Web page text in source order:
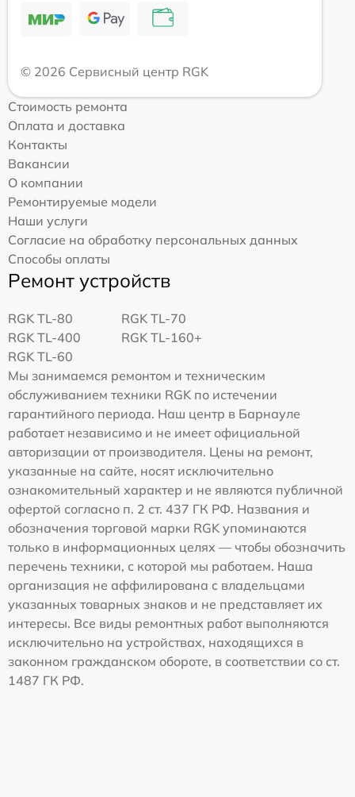
© 2026 Сервисный центр RGK
Стоимость ремонта
Оплата и доставка
Контакты
Вакансии
О компании
Ремонтируемые модели
Наши услуги
Согласие на обработку персональных данных
Способы оплаты
Ремонт устройств
RGK TL-80
RGK TL-70
RGK TL-400
RGK TL-160+
RGK TL-60
Мы занимаемся ремонтом и техническим
обслуживанием техники RGK по истечении
гарантийного периода. Наш центр в Барнауле
работает независимо и не имеет официальной
авторизации от производителя. Цены на ремонт,
указанные на сайте, носят исключительно
ознакомительный характер и не являются публичной
офертой согласно п. 2 ст. 437 ГК РФ. Названия и
обозначения торговой марки RGK упоминаются
только в информационных целях — чтобы обозначить
перечень техники, с которой мы работаем. Наша
организация не аффилирована с владельцами
указанных товарных знаков и не представляет их
интересы. Все виды ремонтных работ выполняются
исключительно на устройствах, находящихся в
законном гражданском обороте, в соответствии со ст.
1487 ГК РФ.